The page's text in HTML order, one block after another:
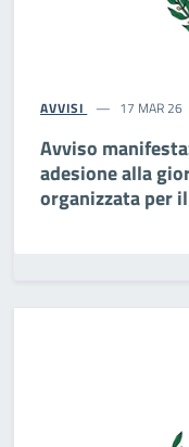
AVVISI 17 MAR 26
Avviso
adesione alla
organizzata per